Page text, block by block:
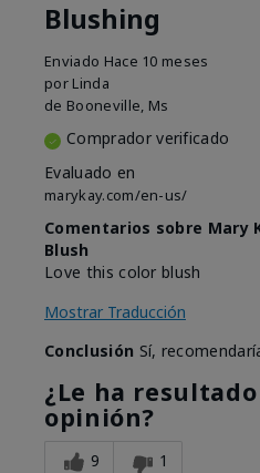
Blushing
Enviado Hace 10 meses
por Linda
de Booneville, Ms
Comprador verificado
Evaluado en
marykay.com/en-us/
Comentarios sobre Mary
Blush
Love this color blush
Mostrar Traducción
Conclusión Sí,
¿Le ha
opinión?
9 1